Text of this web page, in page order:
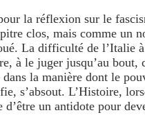
la réflexion sur le
clos, mais comme un
La difficulté de l’Italie
à le juger jusqu’au bout,
la manière dont le
s’absout. L’Histoire,
d’être un antidote pour